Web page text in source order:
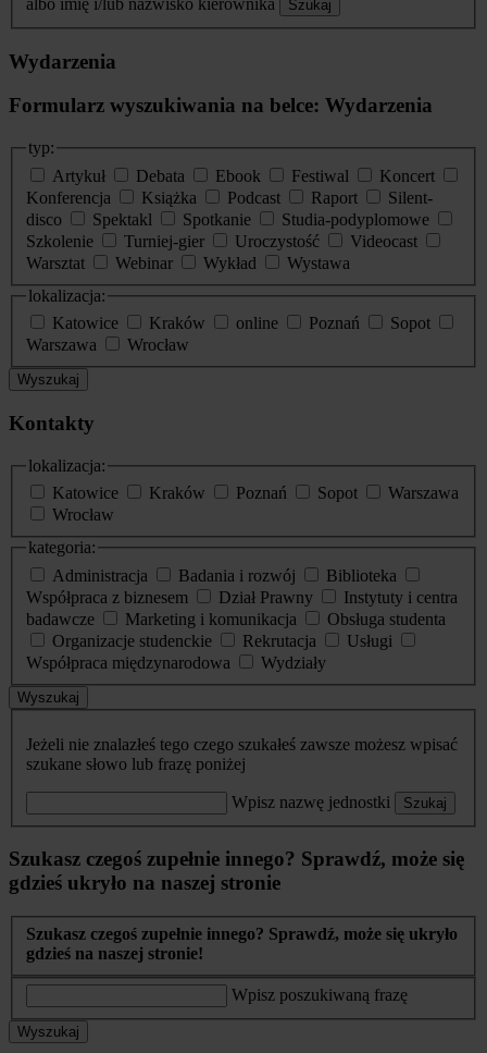
albo imię i/lub nazwisko kierownika
Szukaj
Wydarzenia
Formularz wyszukiwania na belce: Wydarzenia
typ:
Artykuł
Debata Ebook Festiwal
Koncert
Konferencja
Książka Podcast Raport
Silent-
disco
Spektakl Spotkanie
Studia-podyplomowe
Szkolenie
Turniej-gier Uroczystość
Videocast
Warsztat
Webinar Wykład
Wystawa
lokalizacja:
Katowice
Kraków online Poznań
Sopot
Warszawa
Wrocław
Wyszukaj
Kontakty
lokalizacja:
Katowice
Kraków Poznań Sopot
Warszawa
Wrocław
kategoria:
Administracja
Badania i rozwój
Biblioteka
Współpraca z biznesem
Dział Prawny
Instytuty i centra
badawcze
Marketing i komunikacja
Obsługa studenta
Organizacje studenckie
Rekrutacja
Usługi
Współpraca międzynarodowa
Wydziały
Wyszukaj
Jeżeli nie znalazłeś tego czego szukałeś zawsze możesz wpisać
szukane słowo lub frazę poniżej
Wpisz nazwę jednostki Szukaj
Szukasz czegoś zupełnie innego? Sprawdź, może się
gdzieś ukryło na naszej stronie
Szukasz czegoś zupełnie innego? Sprawdź, może się ukryło
gdzieś na naszej stronie!
Wpisz poszukiwaną frazę
Wyszukaj